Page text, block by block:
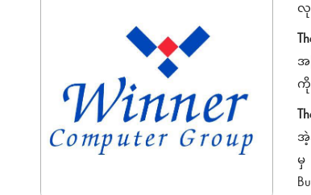
လု
အ
ကို
အဲ့
မှ